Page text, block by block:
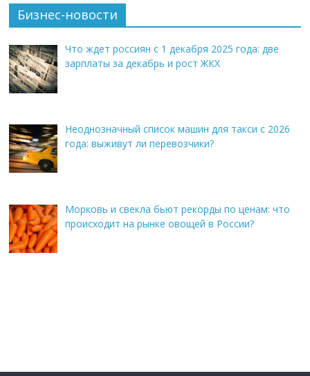
Бизнес-новости
Что ждет россиян с 1 декабря 2025 года: две
зарплаты за декабрь и рост ЖКХ
Неоднозначный список машин для такси с 2026
года: выживут ли перевозчики?
Морковь и свекла бьют рекорды по ценам: что
происходит на рынке овощей в России?